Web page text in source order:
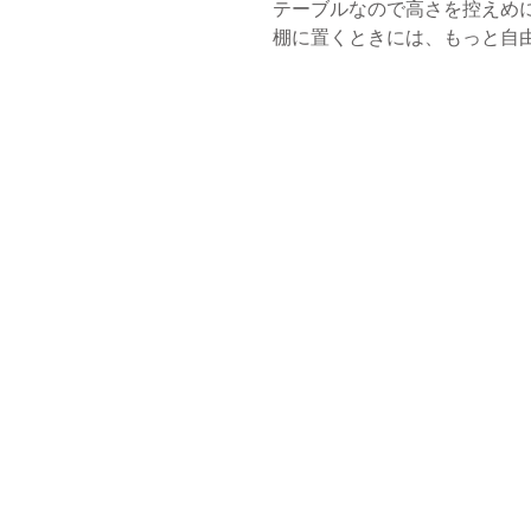
テーブルなので高さを控えめに
棚に置くときには、もっと自